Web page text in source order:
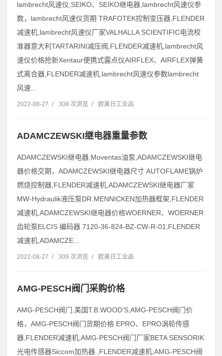
lambrecht风速仪,SEIKO、SEIKO继电器,lambrecht风速仪参
数，lambrecht风速仪货期 TRAFOTEK控制变压器,FLENDER
减速机,lambrecht风速仪厂家VALHALLA SCIENTIFIC电流校
准器意大利TARTARINI减压阀,FLENDER减速机,lambrecht风
速仪价格抢新Xentaur便携式露点仪AIRFLEX、AIRFLEX弹簧
式离合器,FLENDER减速机,lambrecht风速仪参数lambrecht
风速...
2022-08-27 / 308 次浏览 / 欧美日工业品
ADAMCZEWSKI继电器重量参数
ADAMCZEWSKI继电器,Moventas油泵,ADAMCZEWSKI继电
器价格交期，ADAMCZEWSKI继电器尺寸 AUTOFLAME锅炉
燃烧控制器,FLENDER减速机,ADAMCZEWSKI继电器厂家
MW-Hydraulik液压泵DR.MENNICKEN加热器框架,FLENDER
减速机,ADAMCZEWSKI继电器价格WOERNER、WOERNER
齿轮泵ELCIS 编码器 7120-36-824-BZ-CW-R-01,FLENDER
减速机,ADAMCZE...
2022-08-27 / 309 次浏览 / 欧美日工业品
AMG-PESCH阀门采购价格
AMG-PESCH阀门,美国T.B.WOOD’S,AMG-PESCH阀门价
格，AMG-PESCH阀门货期价格 EPRO、EPRO涡轮传感
器,FLENDER减速机,AMG-PESCH阀门厂家BETA SENSORIK
光电传感器Siccom加热器.,FLENDER减速机,AMG-PESCH阀